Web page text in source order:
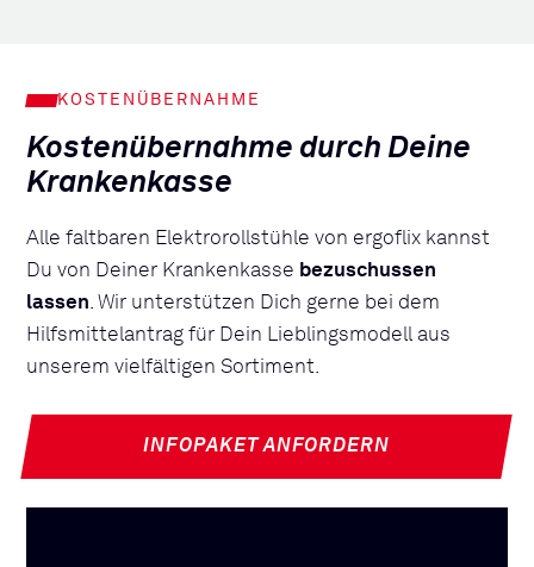
KOSTENÜBERNAHME
Kostenübernahme durch Deine
Krankenkasse
Alle faltbaren Elektrorollstühle von ergoflix kannst
Du von Deiner Krankenkasse bezuschussen
lassen. Wir unterstützen Dich gerne bei dem
Hilfsmittelantrag für Dein Lieblingsmodell aus
unserem vielfältigen Sortiment.
INFOPAKET ANFORDERN